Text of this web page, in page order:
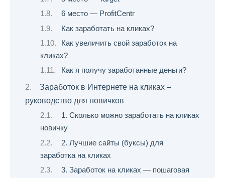
6 место — ProfitCentr
Как заработать на кликах?
Как увеличить свой заработок на
кликах?
Как я получу заработанные деньги?
Заработок в Интернете на кликах –
руководство для новичков
1. Сколько можно заработать на кликах
новичку
2. Лучшие сайты (буксы) для
заработка на кликах
3. Заработок на кликах — пошаговая